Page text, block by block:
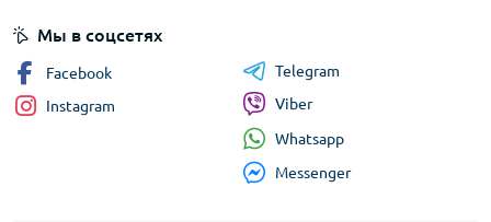
Мы в соцсетях
Facebook
Instagram
Telegram
Viber
Whatsapp
Messenger